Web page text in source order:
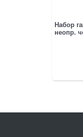
Набор
неопр.